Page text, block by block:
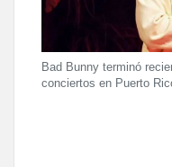
Bad Bunny terminó
conciertos en Puerto